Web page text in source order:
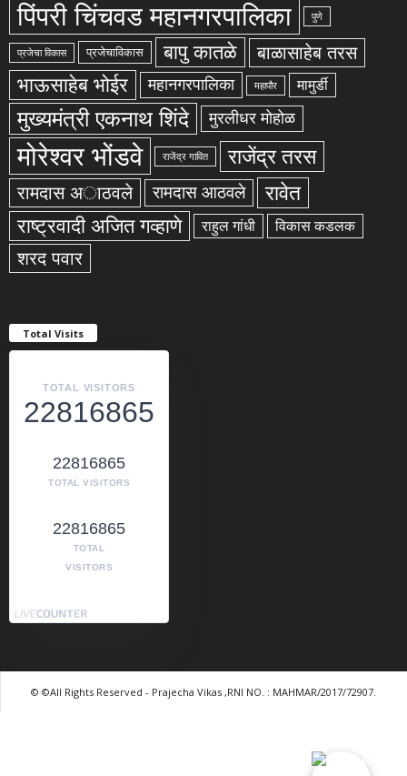
पिंपरी चिंचवड महानगरपालिका पुणे
प्रजेचा विकास प्रजेचाविकास बापु कातळे बाळासाहेब तरस
भाऊसाहेब भोईर महानगरपालिका महापौर मामुर्डी
मुख्यमंत्री एकनाथ शिंदे मुरलीधर मोहोळ
मोरेश्वर भोंडवे राजेंद्र गावित राजेंद्र तरस
रामदास अाठवले रामदास आठवले रावेत
राष्ट्रवादी अजित गव्हाणे राहुल गांधी विकास कडलक
शरद पवार
Total Visits
TOTAL VISITORS
22816865
22816865
TOTAL VISITORS
22816865
TOTAL
VISITORS
© ©All Rights Reserved - Prajecha Vikas ,RNI NO. : MAHMAR/2017/72907.